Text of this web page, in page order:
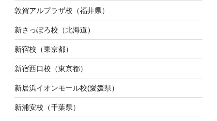
敦賀アルプラザ校（福井県）
新さっぽろ校（北海道）
新宿校（東京都）
新宿西口校（東京都）
新居浜イオンモール校(愛媛県）
新浦安校（千葉県）